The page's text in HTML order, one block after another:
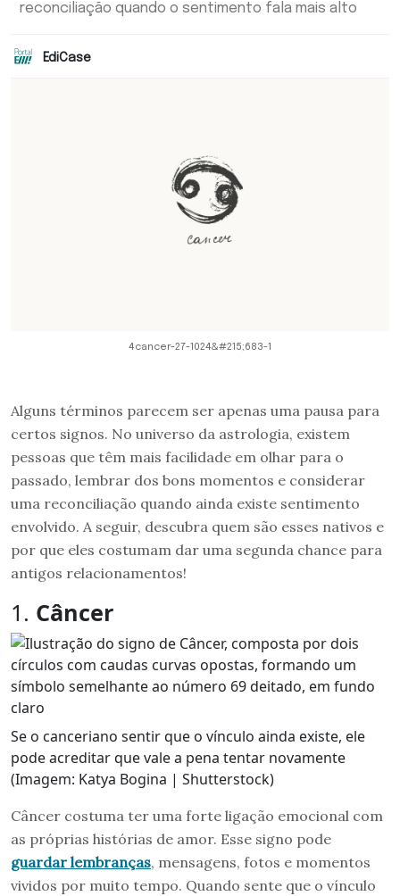
reconciliação quando o sentimento fala mais alto
EdiCase
4cancer-27-1024&#215;683-1
Alguns términos parecem ser apenas uma pausa para
certos signos. No universo da astrologia, existem
pessoas que têm mais facilidade em olhar para o
passado, lembrar dos bons momentos e considerar
uma reconciliação quando ainda existe sentimento
envolvido. A seguir, descubra quem são esses nativos e
por que eles costumam dar uma segunda chance para
antigos relacionamentos!
1. Câncer
Se o canceriano sentir que o vínculo ainda existe, ele
pode acreditar que vale a pena tentar novamente
(Imagem: Katya Bogina | Shutterstock)
Câncer costuma ter uma forte ligação emocional com
as próprias histórias de amor. Esse signo pode
guardar lembranças, mensagens, fotos e momentos
vividos por muito tempo. Quando sente que o vínculo